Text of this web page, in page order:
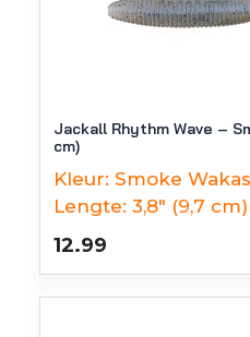
Jackall Rhythm Wave –
cm)
Kleur: Smoke
Lengte: 3,8" (9,7 cm)
12.99